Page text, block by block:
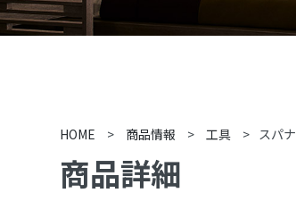
HOME > 商品情報 > 工具 > スパナ
商品詳細